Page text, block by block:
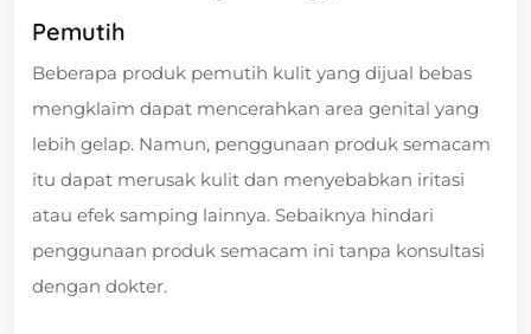
Pemutih
Beberapa produk pemutih kulit yang dijual bebas
mengklaim dapat mencerahkan area genital yang
lebih gelap. Namun, penggunaan produk semacam
itu dapat merusak kulit dan menyebabkan iritasi
atau efek samping lainnya. Sebaiknya hindari
penggunaan produk semacam ini tanpa konsultasi
dengan dokter.